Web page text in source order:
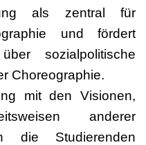
als zentral für
und fördert
sozialpolitische
Choreographie.
mit den Visionen,
anderer
die Studierenden